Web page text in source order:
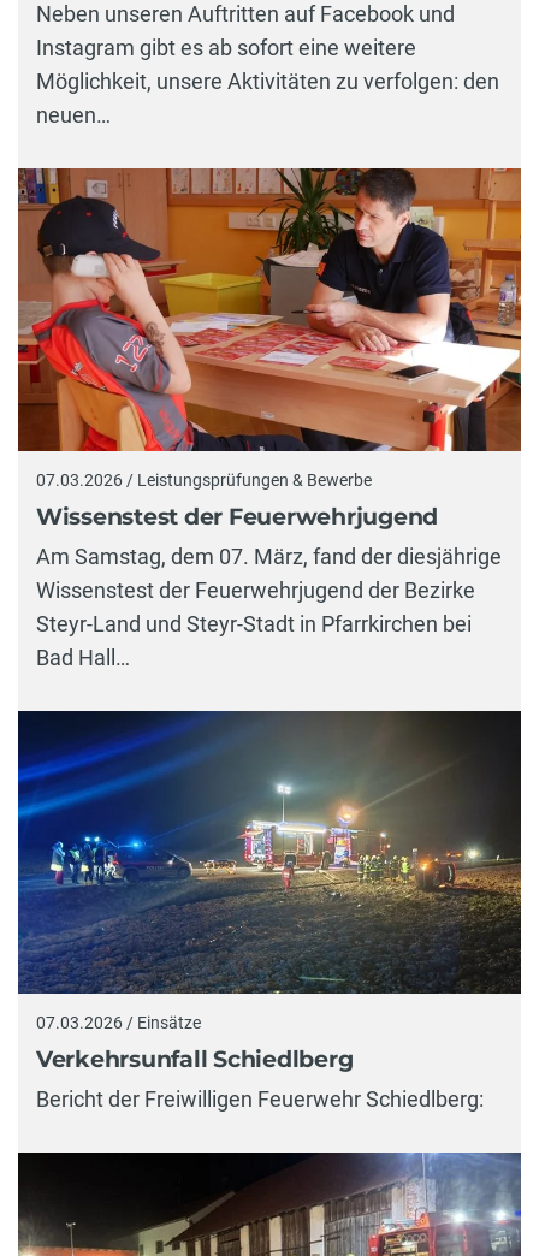
Neben unseren Auftritten auf Facebook und
Instagram gibt es ab sofort eine weitere
Möglichkeit, unsere Aktivitäten zu verfolgen: den
neuen…
07.03.2026 / Leistungsprüfungen & Bewerbe
Wissenstest der Feuerwehrjugend
Am Samstag, dem 07. März, fand der diesjährige
Wissenstest der Feuerwehrjugend der Bezirke
Steyr-Land und Steyr-Stadt in Pfarrkirchen bei
Bad Hall…
07.03.2026 / Einsätze
Verkehrsunfall Schiedlberg
Bericht der Freiwilligen Feuerwehr Schiedlberg: